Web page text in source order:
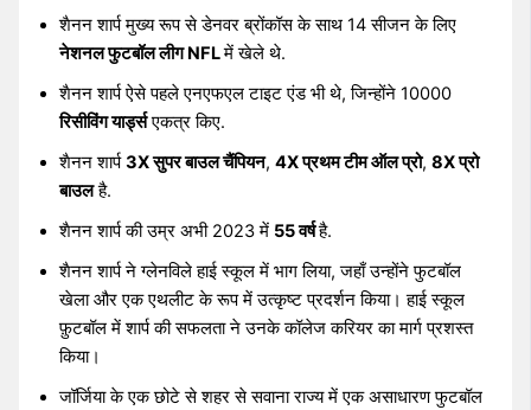
शैनन शार्प मुख्य रूप से डेनवर ब्रोंकॉस के साथ 14 सीजन के लिए
नेशनल फुटबॉल लीग NFLमें खेले थे.
शैनन शार्प ऐसे पहले एनएफएल टाइट एंड भी थे, जिन्होंने 10000
रिसीविंग यार्ड्सएकत्र किए.
शैनन शार्प3X सुपर बाउल चैंपियन,4X प्रथम टीम ऑल प्रो,8X प्रो
बाउलहै.
शैनन शार्प की उम्र अभी 2023 में 55 वर्षहै.
शैनन शार्प ने ग्लेनविले हाई स्कूल में भाग लिया, जहाँ उन्होंने फुटबॉल
खेला और एक एथलीट के रूप में उत्कृष्ट प्रदर्शन किया। हाई स्कूल
फ़ुटबॉल में शार्प की सफलता ने उनके कॉलेज करियर का मार्ग प्रशस्त
किया।
जॉर्जिया के एक छोटे से शहर से सवाना राज्य में एक असाधारण फुटबॉल